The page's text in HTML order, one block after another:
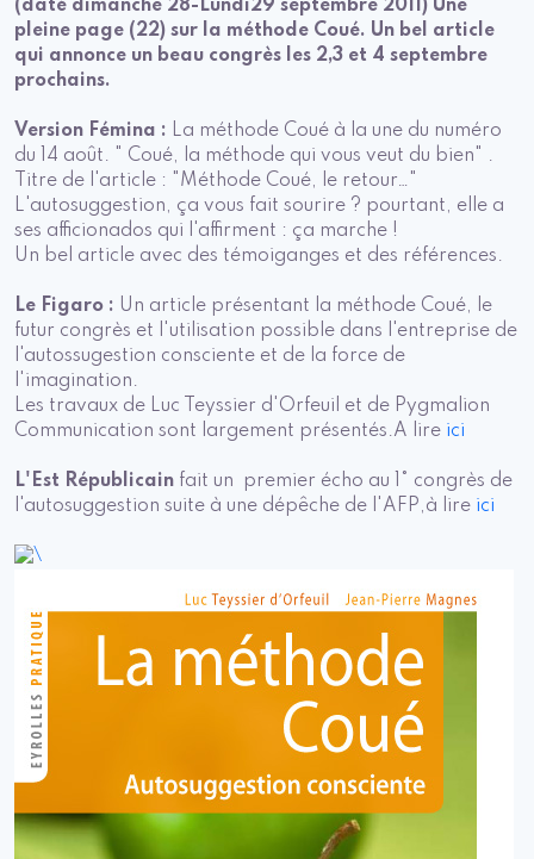
(daté dimanche 28-Lundi29 septembre 2011) Une
pleine page (22) sur la méthode Coué. Un bel article
qui annonce un beau congrès les 2,3 et 4 septembre
prochains.
Version Fémina : La méthode Coué à la une du numéro
du 14 août. " Coué, la méthode qui vous veut du bien" .
Titre de l'article : "Méthode Coué, le retour…"
L'autosuggestion, ça vous fait sourire ? pourtant, elle a
ses afficionados qui l'affirment : ça marche !
Un bel article avec des témoiganges et des références.
Le Figaro : Un article présentant la méthode Coué, le
futur congrès et l'utilisation possible dans l'entreprise de
l'autossugestion consciente et de la force de
l'imagination.
Les travaux de Luc Teyssier d'Orfeuil et de Pygmalion
Communication sont largement présentés.A lire ici
L'Est Républicain fait un premier écho au 1° congrès de
l'autosuggestion suite à une dépêche de l'AFP,à lire ici